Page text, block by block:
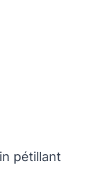
pétillant